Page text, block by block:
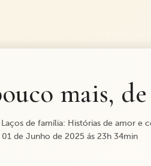
mais,
de família: Histórias de amor e
de Junho de 2025 ás 23h 34min